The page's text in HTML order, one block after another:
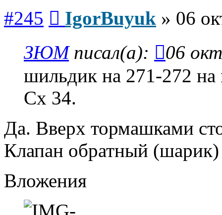
#245 IgorBuyuk » 06
ЗЮМписал(а):
06
шильдик на 271-272 на
Сх 34.
Да. Вверх тормашками
Клапан обратный (шарик)
Вложения